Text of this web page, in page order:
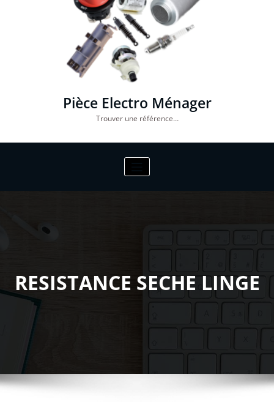
Pièce Electro Ménager
Trouver une référence…
RESISTANCE SECHE LINGE